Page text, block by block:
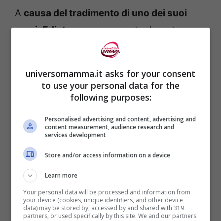
A causa del tradimento di uno dei suoi
servi,Edistovenne scoperto durante una
arrestato
luogo del martirio sorsero una chiesa e
Sancti Heristi, venne trasferito sulle
pendici del
difesa contro gli assalitori. La costruzione
a scopo difensivo prese dunque il nome di
Castrum Sancti Heristi, più tardi
Sant’Oreste, paese in provincia di Roma,
universomamma.it asks for your consent
to use your personal data for the
following purposes:
Personalised advertising and content, advertising and
content measurement, audience research and
services development
Store and/or access information on a device
Learn more
Your personal data will be processed and information from
your device (cookies, unique identifiers, and other device
data) may be stored by, accessed by and shared with 319
partners, or used specifically by this site. We and our partners